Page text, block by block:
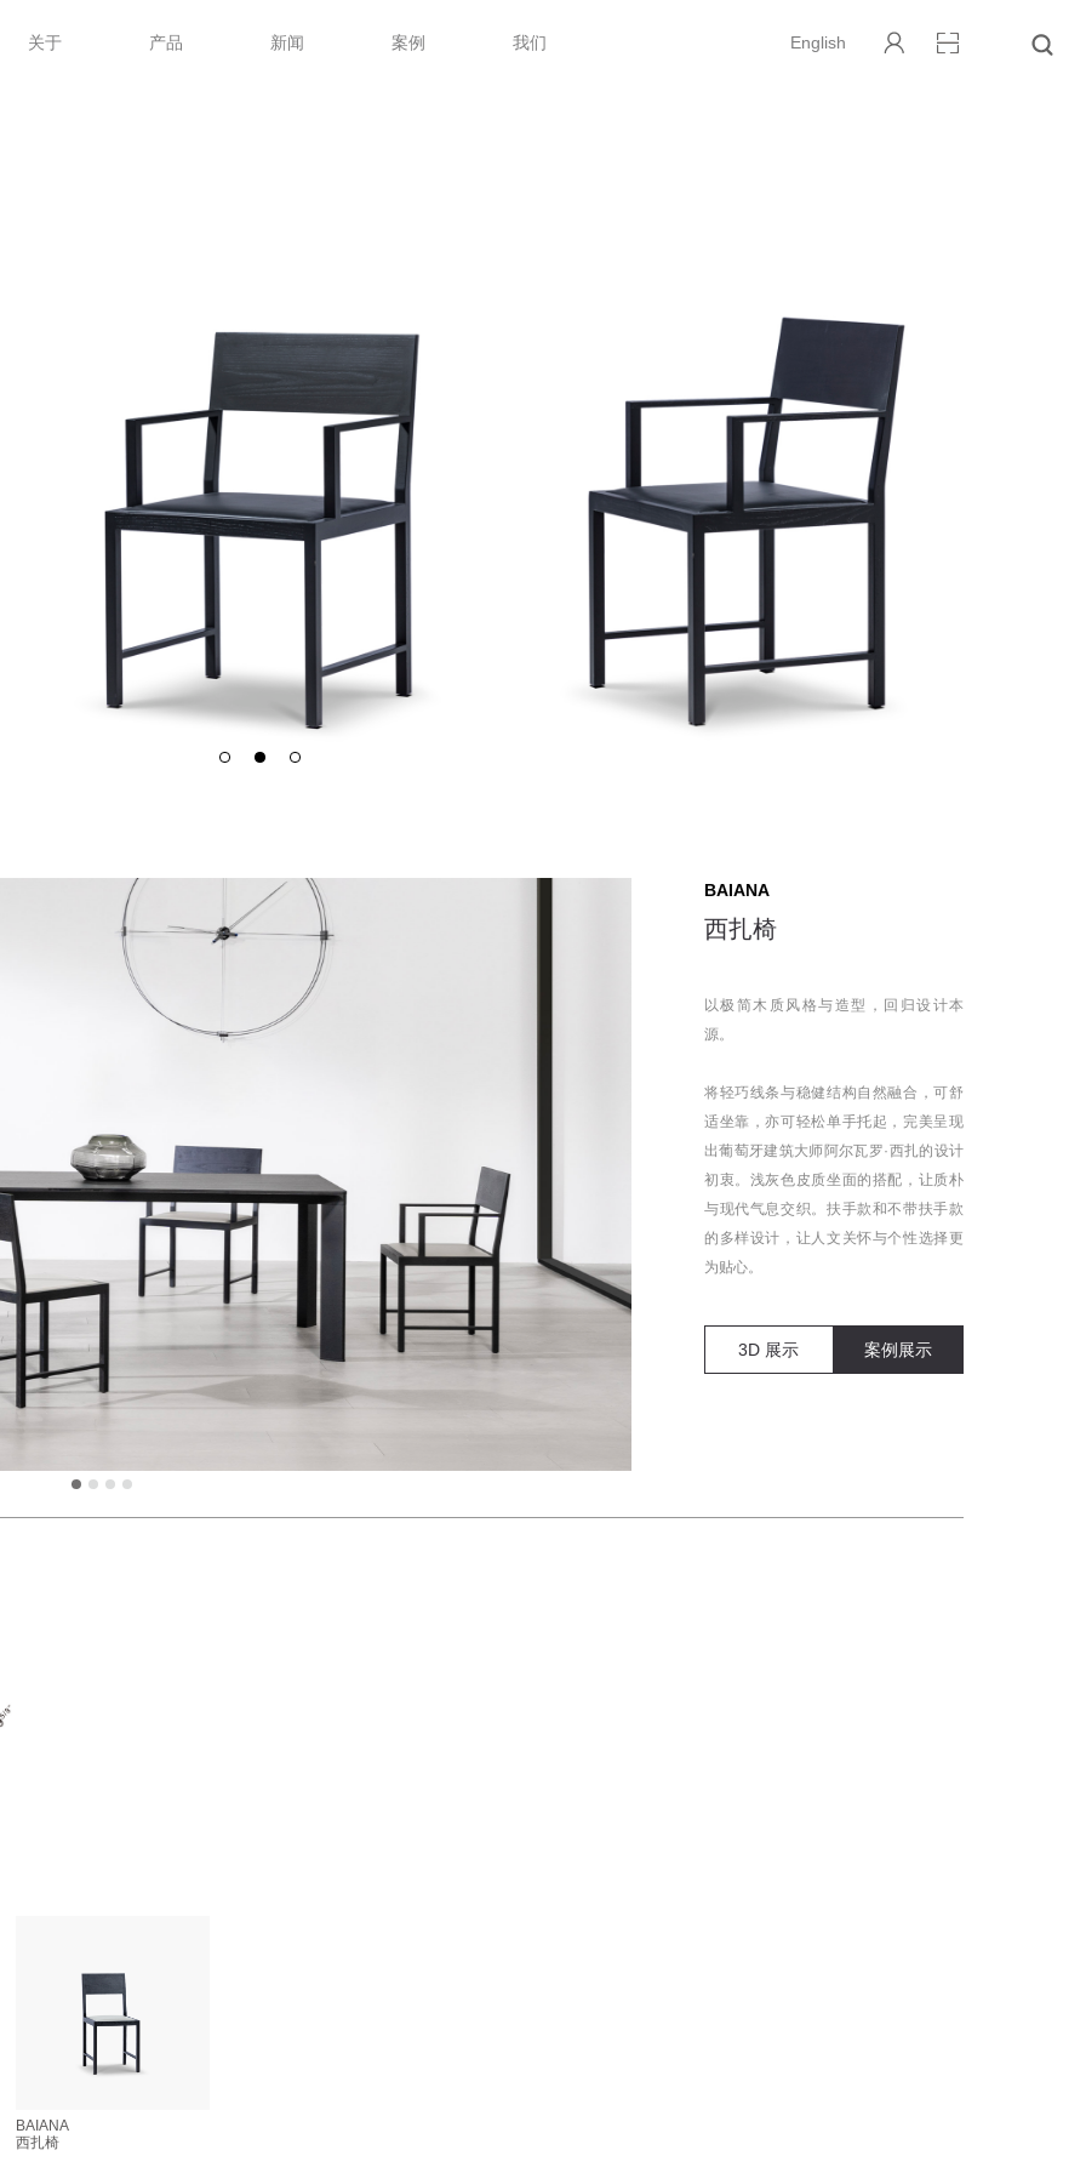
English
关于 产品 新闻 案例 我们
BAIANA
西扎椅
以极简木质风格与造型，回归设计本
源。
将轻巧线条与稳健结构自然融合，可舒
适坐靠，亦可轻松单手托起，完美呈现
出葡萄牙建筑大师阿尔瓦罗·西扎的设计
初衷。浅灰色皮质坐面的搭配，让质朴
与现代气息交织。扶手款和不带扶手款
的多样设计，让人文关怀与个性选择更
为贴心。
3D 展示 案例展示
BAIANA
西扎椅